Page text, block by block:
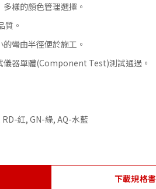
樣的顏色管理選擇。
質。
彎曲半徑便於施工。
儀器單體(Component Test)測試通過。
RD-紅, GN-綠, AQ-水藍
下載規格書